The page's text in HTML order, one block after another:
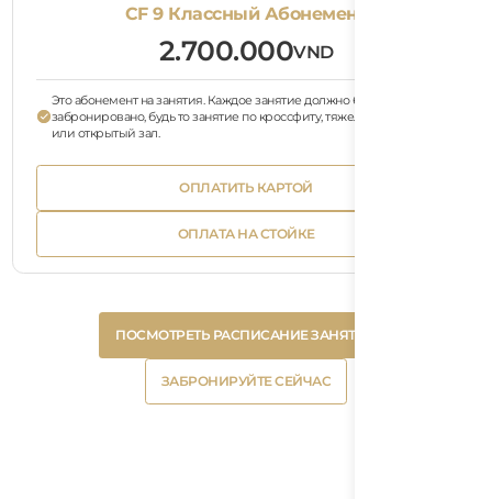
CF 9 Классный Абонемент
2.700.000VND
Это абонемент на занятия. Каждое занятие должно быть
забронировано, будь то занятие по кроссфиту, тяжелой атлетике
или открытый зал.
Button
Text
ОПЛАТИТЬ КАРТОЙ
ОПЛАТИТЬ КАРТОЙ
Button
Text
ОПЛАТА НА СТОЙКЕ
ОПЛАТА НА СТОЙКЕ
Button
Text
ПОСМОТРЕТЬ РАСПИСАНИЕ ЗАНЯТИЙ
ПОСМОТРЕТЬ РАСПИСАНИЕ ЗАНЯТИЙ
Button
ЗАБРОНИРУЙТЕ СЕЙЧАС
ЗАБРОНИРУЙТЕ СЕЙЧАС